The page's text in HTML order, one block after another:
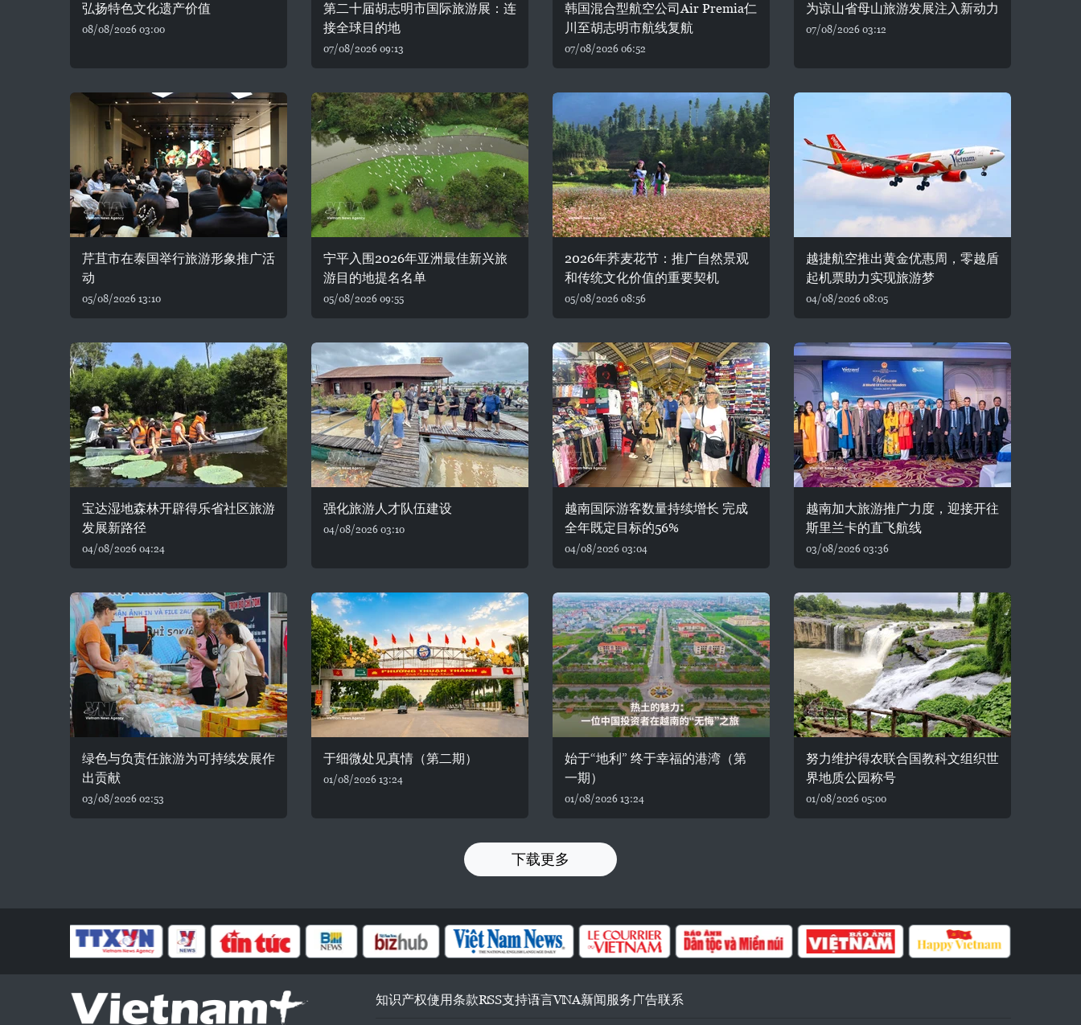
弘扬特色文化遗产价值
08/08/2026 03:00
第二十届胡志明市国际旅游展：连
接全球目的地
07/08/2026 09:13
韩国混合型航空公司Air Premia仁
川至胡志明市航线复航
07/08/2026 06:52
为谅山省母山旅游发展注入新动力
07/08/2026 03:12
芹苴市在泰国举行旅游形象推广活
动
05/08/2026 13:10
宁平入围2026年亚洲最佳新兴旅
游目的地提名名单
05/08/2026 09:55
2026年荞麦花节：推广自然景观
和传统文化价值的重要契机
05/08/2026 08:56
越捷航空推出黄金优惠周，零越盾
起机票助力实现旅游梦
04/08/2026 08:05
宝达湿地森林开辟得乐省社区旅游
发展新路径
04/08/2026 04:24
强化旅游人才队伍建设
04/08/2026 03:10
越南国际游客数量持续增长 完成
全年既定目标的56%
04/08/2026 03:04
越南加大旅游推广力度，迎接开往
斯里兰卡的直飞航线
03/08/2026 03:36
绿色与负责任旅游为可持续发展作
出贡献
03/08/2026 02:53
于细微处见真情（第二期）
01/08/2026 13:24
始于“地利” 终于幸福的港湾（第
一期）
01/08/2026 13:24
努力维护得农联合国教科文组织世
界地质公园称号
01/08/2026 05:00
下载更多
知识产权使用条款RSS支持语言VNA新闻服务广告联系